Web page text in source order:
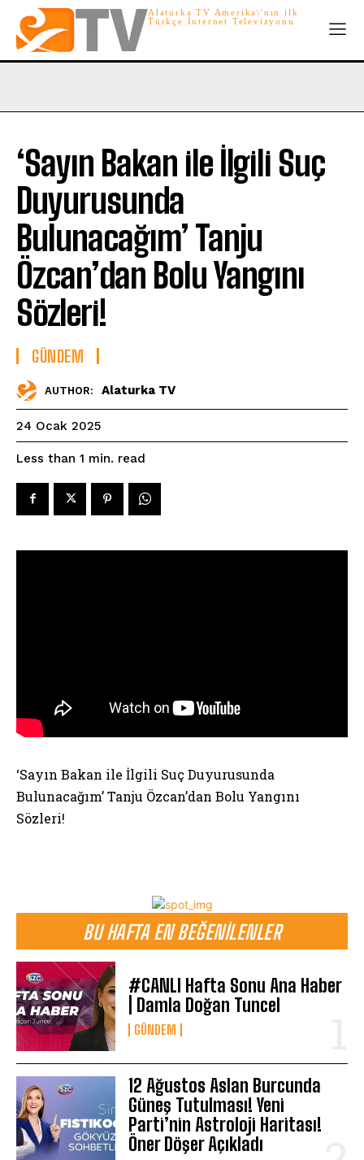
Alaturka TV Amerika\'nın ilk
Türkçe İnternet Televizyonu
BU HAFTA EN BEĞENILENLER
#CANLI Hafta Sonu Ana Haber
| Damla Doğan Tuncel
GÜNDEM
12 Ağustos Aslan Burcunda
Güneş Tutulması! Yeni
Parti’nin Astroloji Haritası!
Öner Döşer Açıkladı
‘Sayın Bakan ile İlgili Suç
Duyurusunda
Bulunacağım’ Tanju
Özcan’dan Bolu Yangını
Sözleri!
GÜNDEM
AUTHOR: Alaturka TV
24 Ocak 2025
Less than 1 min. read
‘Sayın Bakan ile İlgili Suç Duyurusunda
Bulunacağım’ Tanju Özcan’dan Bolu Yangını
Sözleri!